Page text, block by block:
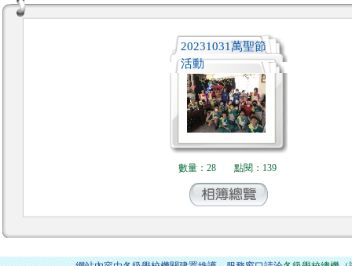
20231031萬聖節
活動
數量：28 點閱：139